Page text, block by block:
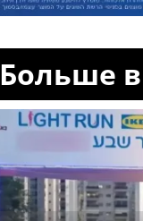
Больше в